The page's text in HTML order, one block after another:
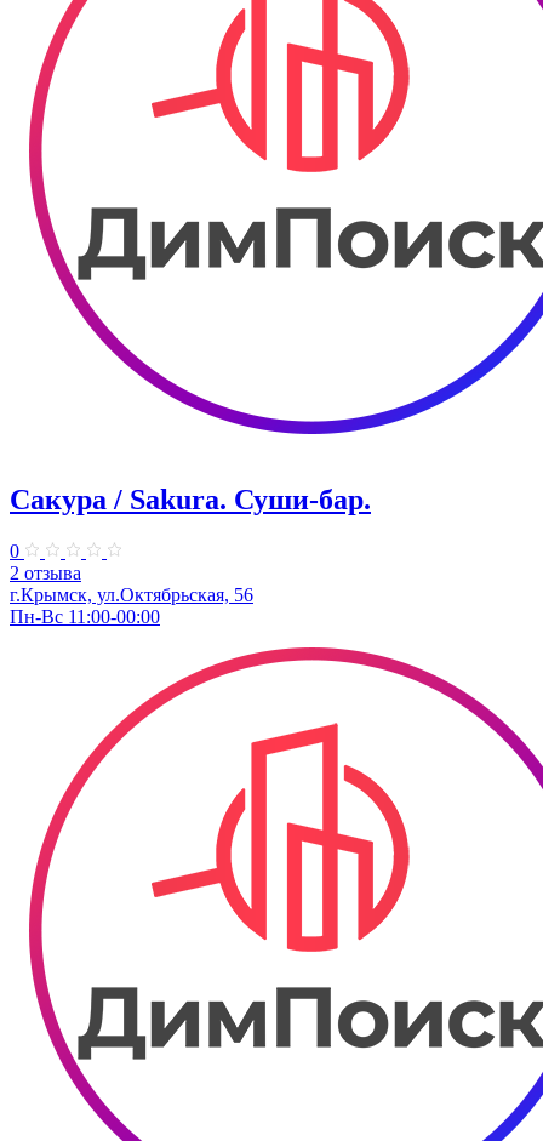
Сакура / Sakura. ​Суши-бар.
0
2 отзыва
г.Крымск, ул.Октябрьская, 56
Пн-Вс 11:00-00:00